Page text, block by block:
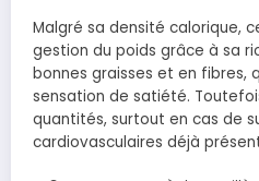
Malgré sa densité calorique,
gestion du poids grâce à sa
bonnes graisses et en fibres,
sensation de satiété.
quantités, surtout en cas de
cardiovasculaires déjà